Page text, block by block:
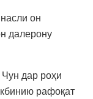
он
далерону
дар роҳи
рафоқат